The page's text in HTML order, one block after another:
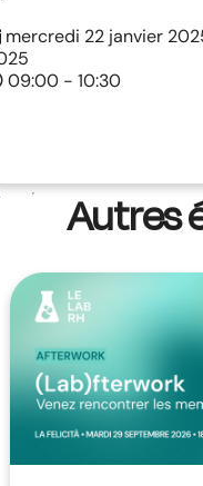
mercredi 22 janvier
09:00 - 10:30
Autres